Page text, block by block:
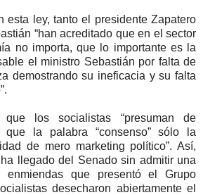
esta ley, tanto el presidente Zapatero
“han acreditado que en el sector
no importa, que lo importante es la
el ministro Sebastián por falta de
demostrando su ineficacia y su falta
que los socialistas “presuman de
que la palabra “consenso” sólo la
de mero marketing político”. Así,
llegado del Senado sin admitir una
que presentó el Grupo
desecharon abiertamente el